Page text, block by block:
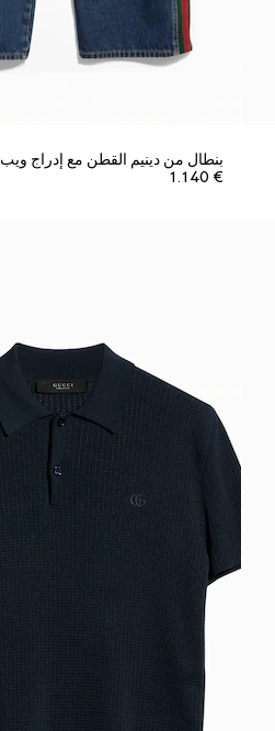
بنطال من دينيم القطن مع إدراج ويب
€ 1.140